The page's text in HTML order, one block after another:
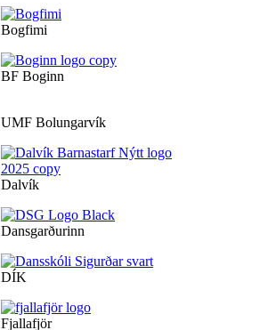
Bogfimi
BF Boginn
UMF Bolungarvík
Dalvík
Dansgarðurinn
DÍK
Fjallafjör